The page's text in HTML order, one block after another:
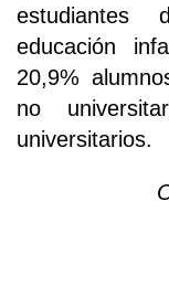
estudiantes
educación
20,9%
no
universitarios.